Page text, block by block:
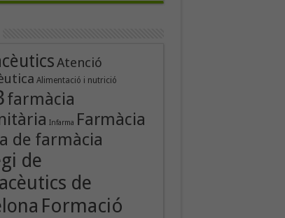
Atenció
Alimentació i nutrició
farmàcia
Infarma Farmàcia
de farmàcia
de
de
Formació